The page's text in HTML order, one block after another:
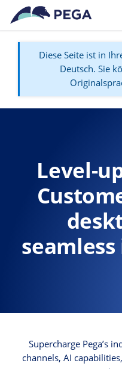
Zum Hauptinhalt
Diese Seite ist in
Deutsch. Sie
Level-
Supercharge Pega’s
channels, AI